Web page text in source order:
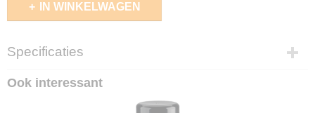
IN WINKELWAGEN
Specificaties
EAN code
Ook interessant